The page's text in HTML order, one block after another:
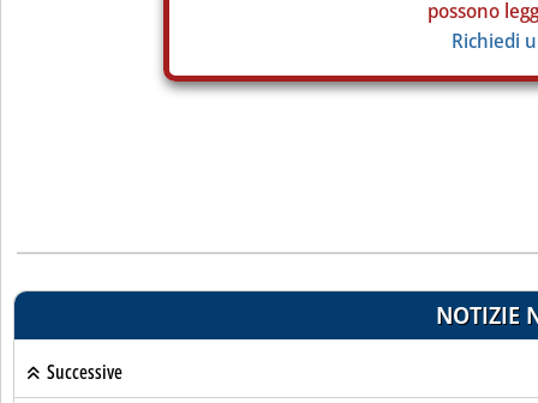
possono
Richiedi
NOTIZIE
Successive